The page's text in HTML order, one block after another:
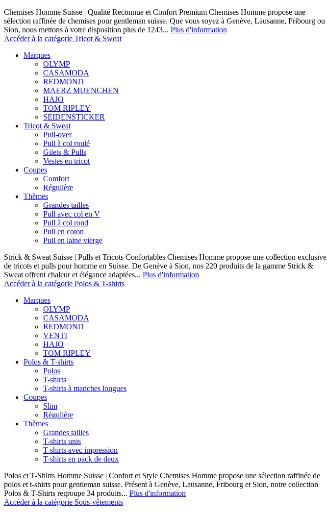
Chemises Homme Suisse | Qualité Reconnue et Confort Premium Chemises Homme propose une
sélection raffinée de chemises pour gentleman suisse. Que vous soyez à Genève, Lausanne, Fribourg ou
Sion, nous mettons à votre disposition plus de 1243... Plus d'information
Accéder à la catégorie Tricot & Sweat
Marques
OLYMP
CASAMODA
REDMOND
MAERZ MUENCHEN
HAJO
TOM RIPLEY
SEIDENSTICKER
Tricot & Sweat
Pull-over
Pull à col roulé
Gilets & Pulls
Vestes en tricot
Coupes
Comfort
Régulière
Thèmes
Grandes tailles
Pull avec col en V
Pull à col rond
Pull en coton
Pull en laine vierge
Strick & Sweat Suisse | Pulls et Tricots Confortables Chemises Homme propose une collection exclusive
de tricots et pulls pour homme en Suisse. De Genève à Sion, nos 220 produits de la gamme Strick &
Sweat offrent chaleur et élégance adaptées... Plus d'information
Accéder à la catégorie Polos & T-shirts
Marques
OLYMP
CASAMODA
REDMOND
VENTI
HAJO
TOM RIPLEY
Polos & T-shirts
Polos
T-shirts
T-shirts à manches longues
Coupes
Slim
Régulière
Thèmes
Grandes tailles
T-shirts unis
T-shirts avec impression
T-shirts en pack de deux
Polos et T-Shirts Homme Suisse | Confort et Style Chemises Homme propose une sélection raffinée de
polos et t-shirts pour gentleman suisse. Présent à Genève, Lausanne, Fribourg et Sion, notre collection
Polos & T-Shirts regroupe 34 produits... Plus d'information
Accéder à la catégorie Sous-vêtements